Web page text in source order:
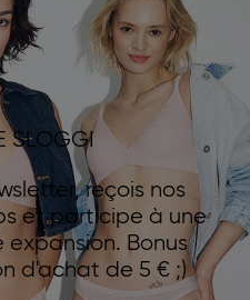
SLOGGI
reçois nos
et participe à une
Bonus
d'achat de 5 € ;)